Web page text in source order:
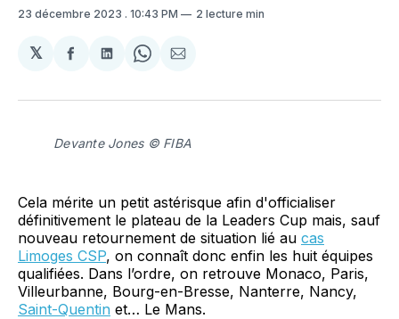
23 décembre 2023 . 10:43 PM 2 lecture min
𝕏
Partager
Facebook
Partager
LinkedIn
Share
WhatsApp
Partager
Courriel
Devante Jones © FIBA
Cela mérite un petit astérisque afin d'officialiser
définitivement le plateau de la Leaders Cup mais, sauf
nouveau retournement de situation lié au cas
Limoges CSP, on connaît donc enfin les huit équipes
qualifiées. Dans l’ordre, on retrouve Monaco, Paris,
Villeurbanne, Bourg-en-Bresse, Nanterre, Nancy,
Saint-Quentin et… Le Mans.